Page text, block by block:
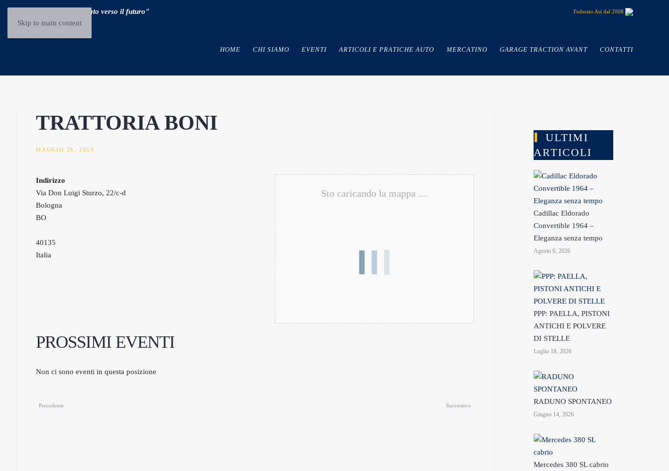
Skip to main content
"Guidare il passato verso il futuro" Federato Asi dal 2008
HOME CHI SIAMO EVENTI ARTICOLI E PRATICHE AUTO MERCATINO GARAGE TRACTION AVANT CONTATTI
TRATTORIA BONI
MAGGIO 26, 2019
Sto caricando la mappa ....
Indirizzo
Via Don Luigi Sturzo, 22/c-d
Bologna
BO
40135
Italia
PROSSIMI EVENTI
Non ci sono eventi in questa posizione
Precedente Successivo
ULTIMI
ARTICOLI
Cadillac Eldorado
Convertible 1964 –
Eleganza senza tempo
Agosto 6, 2026
PPP: PAELLA, PISTONI
ANTICHI E POLVERE
DI STELLE
Luglio 18, 2026
RADUNO SPONTANEO
Giugno 14, 2026
Mercedes 380 SL cabrio